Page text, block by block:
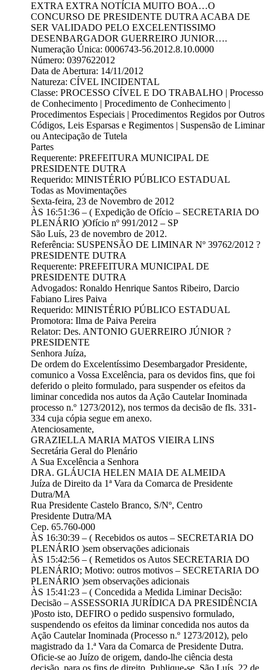
EXTRA EXTRA NOTÍCIA MUITO BOA…O
CONCURSO DE PRESIDENTE DUTRA ACABA DE
SER VALIDADO PELO EXCELENTISSIMO
DESENBARGADOR GUERREIRO JUNIOR….
Numeração Única: 0006743-56.2012.8.10.0000
Número: 0397622012
Data de Abertura: 14/11/2012
Natureza: CÍVEL INCIDENTAL
Classe: PROCESSO CÍVEL E DO TRABALHO | Processo
de Conhecimento | Procedimento de Conhecimento |
Procedimentos Especiais | Procedimentos Regidos por Outros
Códigos, Leis Esparsas e Regimentos | Suspensão de Liminar
ou Antecipação de Tutela
Partes
Requerente: PREFEITURA MUNICIPAL DE
PRESIDENTE DUTRA
Requerido: MINISTÉRIO PÚBLICO ESTADUAL
Todas as Movimentações
Sexta-feira, 23 de Novembro de 2012
ÀS 16:51:36 – ( Expedição de Ofício – SECRETARIA DO
PLENÁRIO )Ofício nº 991/2012 – SP
São Luís, 23 de novembro de 2012.
Referência: SUSPENSÃO DE LIMINAR Nº 39762/2012 ?
PRESIDENTE DUTRA
Requerente: PREFEITURA MUNICIPAL DE
PRESIDENTE DUTRA
Advogados: Ronaldo Henrique Santos Ribeiro, Darcio
Fabiano Lires Paiva
Requerido: MINISTÉRIO PÚBLICO ESTADUAL
Promotora: Ilma de Paiva Pereira
Relator: Des. ANTONIO GUERREIRO JÚNIOR ?
PRESIDENTE
Senhora Juíza,
De ordem do Excelentíssimo Desembargador Presidente,
comunico a Vossa Excelência, para os devidos fins, que foi
deferido o pleito formulado, para suspender os efeitos da
liminar concedida nos autos da Ação Cautelar Inominada
processo n.º 1273/2012), nos termos da decisão de fls. 331-
334 cuja cópia segue em anexo.
Atenciosamente,
GRAZIELLA MARIA MATOS VIEIRA LINS
Secretária Geral do Plenário
A Sua Excelência a Senhora
DRA. GLÁUCIA HELEN MAIA DE ALMEIDA
Juíza de Direito da 1ª Vara da Comarca de Presidente
Dutra/MA
Rua Presidente Castelo Branco, S/Nº, Centro
Presidente Dutra/MA
Cep. 65.760-000
ÀS 16:30:39 – ( Recebidos os autos – SECRETARIA DO
PLENÁRIO )sem observações adicionais
ÀS 15:42:56 – ( Remetidos os Autos SECRETARIA DO
PLENÁRIO; Motivo: outros motivos – SECRETARIA DO
PLENÁRIO )sem observações adicionais
ÀS 15:41:23 – ( Concedida a Medida Liminar Decisão:
Decisão – ASSESSORIA JURÍDICA DA PRESIDÊNCIA
)Posto isto, DEFIRO o pedido suspensivo formulado,
suspendendo os efeitos da liminar concedida nos autos da
Ação Cautelar Inominada (Processo n.º 1273/2012), pelo
magistrado da 1.ª Vara da Comarca de Presidente Dutra.
Oficie-se ao Juízo de origem, dando-lhe ciência desta
decisão, para os fins de direito. Publique-se. São Luís, 22 de